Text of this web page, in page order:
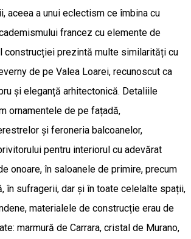
aceea a unui eclectism ce îmbina cu
francez cu elemente de
construcției prezintă multe similarități cu
de pe Valea Loarei, recunoscut ca
și eleganță arhitectonică. Detaliile
ornamentele de pe fațadă,
și feroneria balcoanelor,
pentru interiorul cu adevărat
onoare, în saloanele de primire, precum
în sufragerii, dar și în toate celelalte spații,
materialele de construcție erau de
marmură de Carrara, cristal de Murano,